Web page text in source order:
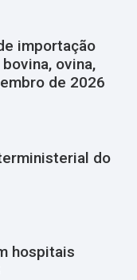
importação
ovina,
de 2026
do
hospitais